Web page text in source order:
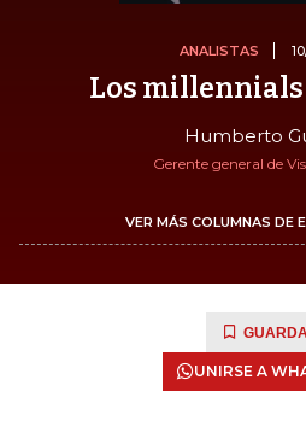
ANALISTAS
Los millennials
Humberto
Gerente general de
VER MÁS COLUMNAS DE
UNIRSE A